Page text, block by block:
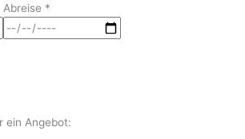
Abreise *
ein Angebot: